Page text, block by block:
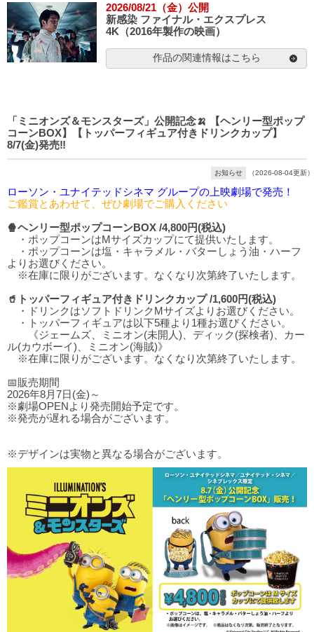
2026/08/21（金）公開
新感染 ファイナル・エクスプレス
4K（2016年製作の映画）
作品の関連情報はこちら
「ミニオンズ＆モンスターズ」公開記念🍌 【ヘンリー型ポップ
コーンBOX】【トッパーフィギュア付きドリンクカップ】
8/7(金)発売‼️
お知らせ （2026-08-04更新）
ローソン・ユナイテッドシネマ グループの上映劇場で発売！
ご鑑賞とあわせて、ぜひ劇場でご購入ください
🍿ヘンリー型ポップコーンBOX /4,800円(税込)
・ポップコーンはMサイズカップにて提供いたします。
・ポップコーンは塩・キャラメル・バターしょう油・ハーフ
よりお選びください。
※在庫に限りがございます。なくなり次第終了いたします。
🥤トッパーフィギュア付きドリンクカップ /1,600円(税込)
・ドリンクはソフトドリンクMサイズよりお選びください。
・トッパーフィギュアは以下5種より1種お選びください。
《ジェームズ、ミニオン(未開人)、ディック(探検者)、カー
ル(カウボーイ)、ミニオン(海賊)》
※在庫に限りがございます。なくなり次第終了いたします。
📅販売期間
2026年8月7日(金)～
※劇場OPENより発売開始予定です。
※発売が遅れる場合がございます。
※デザインは実物と異なる場合がございます。